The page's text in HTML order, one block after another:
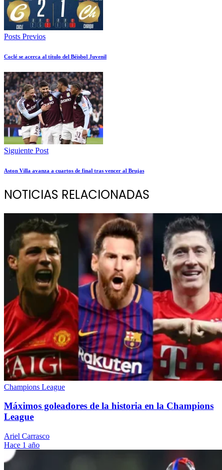
Posts Previos
Coclé se acerca al título del Béisbol Juvenil
Siguiente Post
Aston Villa avanza a cuartos de final tras vencer al Brujas
NOTICIAS RELACIONADAS
Champions League
Máximos goleadores de la historia en la Champions
League
Ariel Carrasco
Hace 1 año